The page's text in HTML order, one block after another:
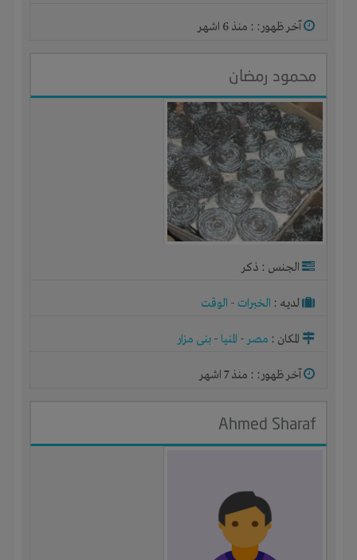
آخر ظهور: : منذ 6 اشهر
محمود رمضان
الجنس : ذكر
لديـه : الخبرات - الوقت
المكان : مصر- المنيا - بنى مزار
آخر ظهور: : منذ 7 اشهر
Ahmed Sharaf